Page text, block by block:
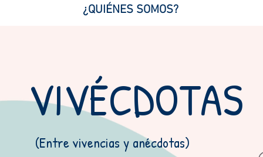
¿QUIÉNES SOMOS?
VIVÉCDOTAS
(Entre vivencias y anécdotas)